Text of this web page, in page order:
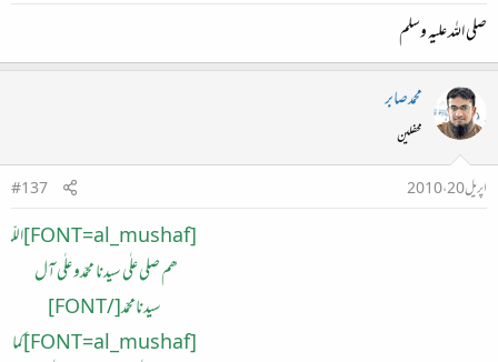
صلی اللہ علیہ وسلم
محمدصابر
محفلین
اپریل 20، 2010
#137
[FONT=al_mushaf]اللّ
ھم صلی علٰی سیدنا محمّدو علٰی آل
سیدنامحمّد[/FONT]
[FONT=al_mushaf]کما